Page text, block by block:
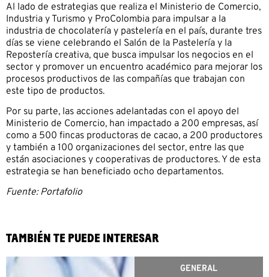
Al lado de estrategias que realiza el Ministerio de Comercio,
Industria y Turismo y ProColombia para impulsar a la
industria de chocolatería y pastelería en el país, durante tres
días se viene celebrando el Salón de la Pastelería y la
Repostería creativa, que busca impulsar los negocios en el
sector y promover un encuentro académico para mejorar los
procesos productivos de las compañías que trabajan con
este tipo de productos.
Por su parte, las acciones adelantadas con el apoyo del
Ministerio de Comercio, han impactado a 200 empresas, así
como a 500 fincas productoras de cacao, a 200 productores
y también a 100 organizaciones del sector, entre las que
están asociaciones y cooperativas de productores. Y de esta
estrategia se han beneficiado ocho departamentos.
Fuente: Portafolio
TAMBIÉN TE PUEDE INTERESAR
GENERAL